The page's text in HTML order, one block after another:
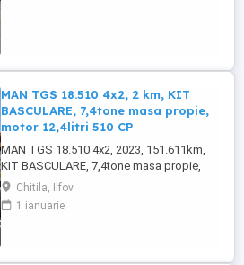
MAN TGS 18.510 4x2, 2 km, KIT
BASCULARE, 7,4tone masa propie,
motor 12,4litri 510 CP
MAN TGS 18.510 4x2, 2023, 151.611km,
KIT BASCULARE, 7,4tone masa propie,
motor 12,4litri 510 CP
Chitila, Ilfov
1 ianuarie